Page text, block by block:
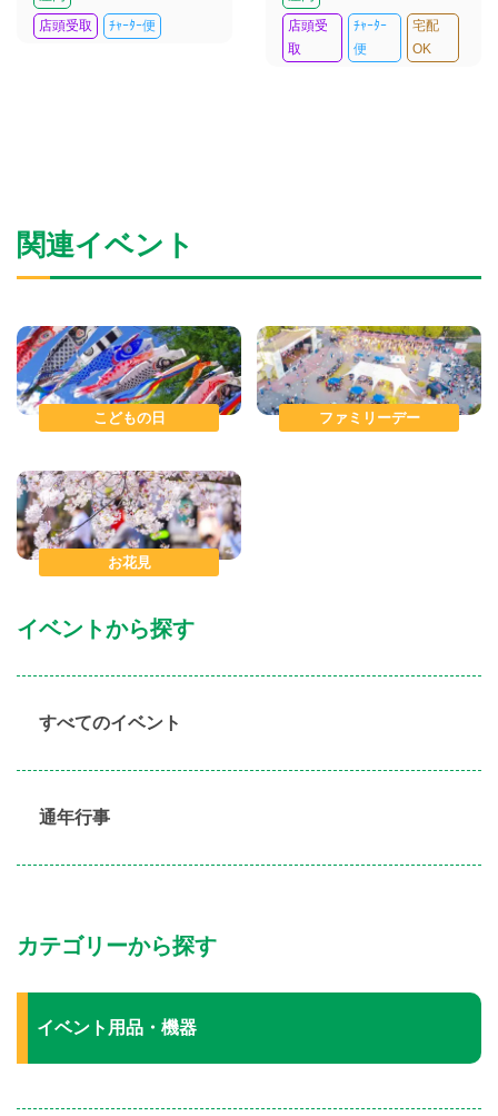
イベントから探す
すべてのイベント
通年行事
カテゴリーから探す
イベント用品・機器
店頭受取
ﾁｬｰﾀｰ便
店頭受
取
ﾁｬｰﾀｰ
便
宅配
OK
関連イベント
こどもの日 ファミリーデー
お花見